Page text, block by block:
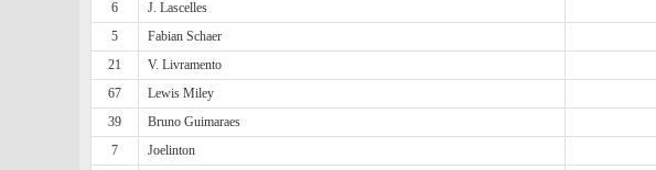
6
J. Lascelles
5
Fabian Schaer
21
V. Livramento
67
Lewis Miley
39
Bruno Guimaraes
7
Joelinton